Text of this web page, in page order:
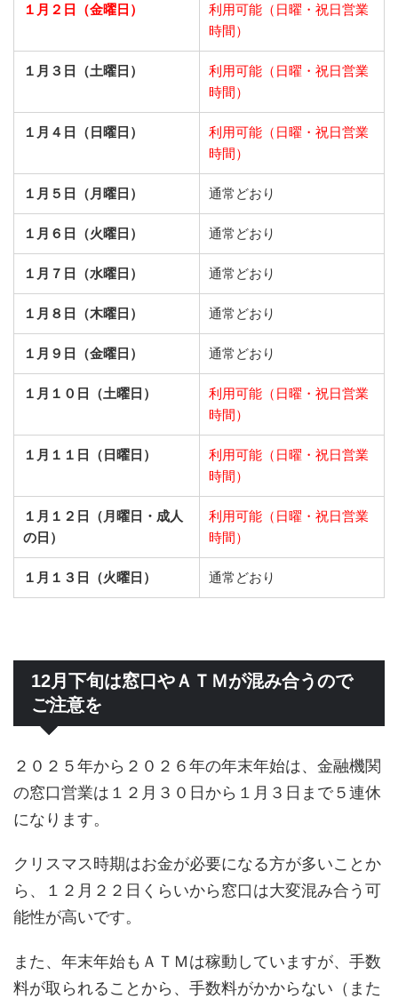
１月２日（金曜日）
利用可能（日曜・祝日営業
時間）
１月３日（土曜日）
利用可能（日曜・祝日営業
時間）
１月４日（日曜日）
利用可能（日曜・祝日営業
時間）
１月５日（月曜日） 通常どおり
１月６日（火曜日） 通常どおり
１月７日（水曜日） 通常どおり
１月８日（木曜日） 通常どおり
１月９日（金曜日） 通常どおり
１月１０日（土曜日）
利用可能（日曜・祝日営業
時間）
１月１１日（日曜日）
利用可能（日曜・祝日営業
時間）
１月１２日（月曜日・成人
の日）
利用可能（日曜・祝日営業
時間）
１月１３日（火曜日） 通常どおり
12月下旬は窓口やＡＴＭが混み合うので
ご注意を
２０２５年から２０２６年の年末年始は、金融機関
の窓口営業は１２月３０日から１月３日まで５連休
になります。
クリスマス時期はお金が必要になる方が多いことか
ら、１２月２２日くらいから窓口は大変混み合う可
能性が高いです。
また、年末年始もＡＴＭは稼動していますが、手数
料が取られることから、手数料がかからない（また